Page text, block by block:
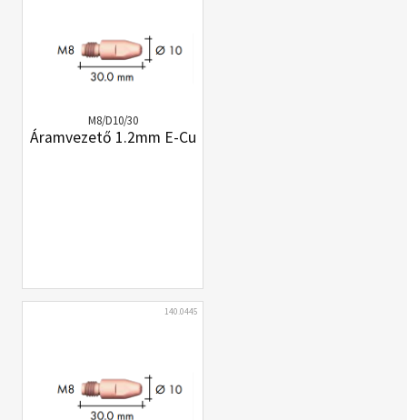
M8/D10/30
Áramvezető 1.2mm E-Cu
140.0445